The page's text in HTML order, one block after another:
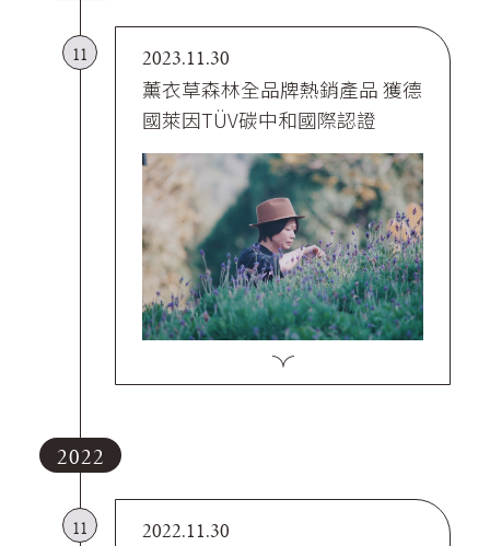
11
2023.11.30
薰衣草森林全品牌熱銷產品 獲德
國萊因TÜV碳中和國際認證
2022
11
2022.11.30